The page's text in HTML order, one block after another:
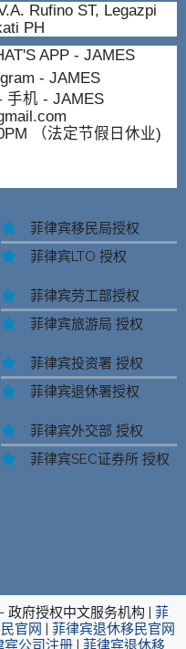
Rufino ST, Legazpi
PH
APP - JAMES
- JAMES
机 - JAMES
（法定节假日休业)
菲律宾移民局授权
菲律宾LTO 授权
菲律宾劳工部授权
菲律宾旅游局 授权
菲律宾投资署 授权
菲律宾退休署授权
菲律宾外交部 授权
菲律宾SEC证券所 授权
政府授权中文服务机构 | 菲
官网 | 菲律宾退休移民官网
宾公司注册 | 菲律宾退休移